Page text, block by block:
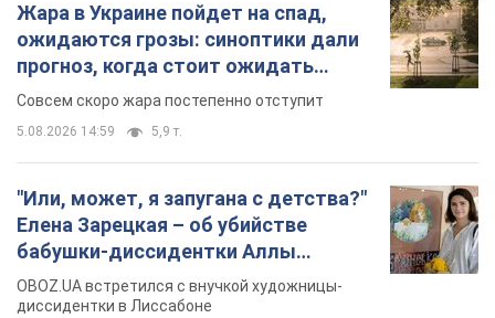
Жара в Украине пойдет на спад,
ожидаются грозы: синоптики дали
прогноз, когда стоит ожидать
изменения погоды
Совсем скоро жара постепенно отступит
5.08.2026 14:59 5,9 т.
"Или, может, я запугана с детства?"
Елена Зарецкая – об убийстве
бабушки-диссидентки Аллы
Горской, критике сына Стуса и
бегстве в Португалию с пятью
OBOZ.UA встретился с внучкой художницы-
диссидентки в Лиссабоне